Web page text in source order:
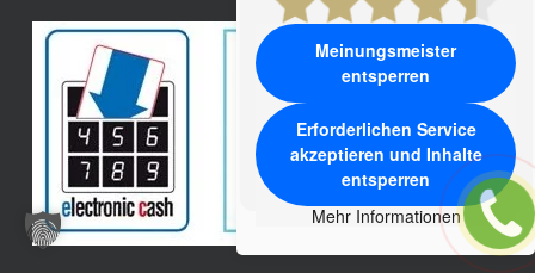
Meinungsmeister
entsperren
Erforderlichen Service
akzeptieren und Inhalte
entsperren
Mehr Informationen